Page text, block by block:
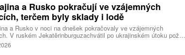
a Rusko pokračují ve vzájemných
terčem byly sklady i lodě
a Rusko v noci na dnešek pokračovaly ve vzájemných
V ruském Jekatěrinburguzachvátil po ukrajinském útoku požár
centrum ruského internetového prodejce Wildberries.
o tom informovala bez podrobností na síti Telegram.